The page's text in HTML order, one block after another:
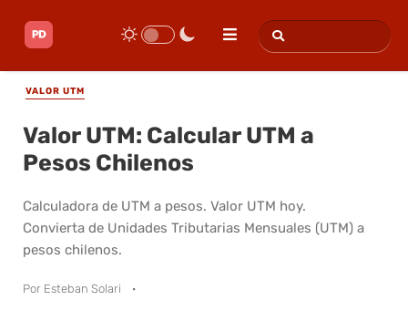
VALOR UTM
Valor UTM: Calcular UTM a
Pesos Chilenos
Calculadora de UTM a pesos. Valor UTM hoy.
Convierta de Unidades Tributarias Mensuales (UTM) a
pesos chilenos.
Por Esteban Solari ·